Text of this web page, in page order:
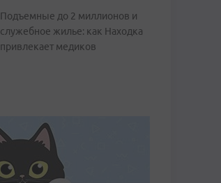
Подъемные до 2 миллионов и
служебное жилье: как Находка
привлекает медиков